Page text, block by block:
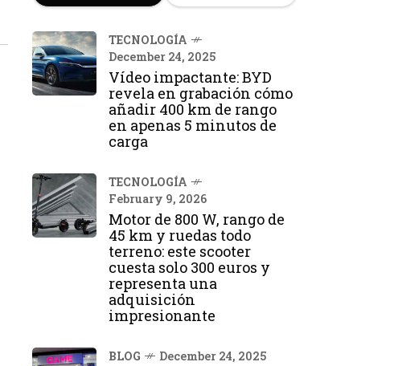
TECNOLOGÍA
December 24, 2025
Vídeo impactante: BYD
revela en grabación cómo
añadir 400 km de rango
en apenas 5 minutos de
carga
TECNOLOGÍA
February 9, 2026
Motor de 800 W, rango de
45 km y ruedas todo
terreno: este scooter
cuesta solo 300 euros y
representa una
adquisición
impresionante
BLOG December 24, 2025